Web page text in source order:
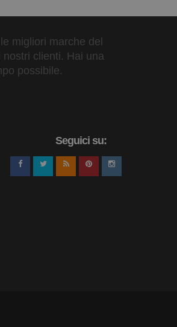
migliori marche del
clienti. Hai una
possibile.
Seguici su: